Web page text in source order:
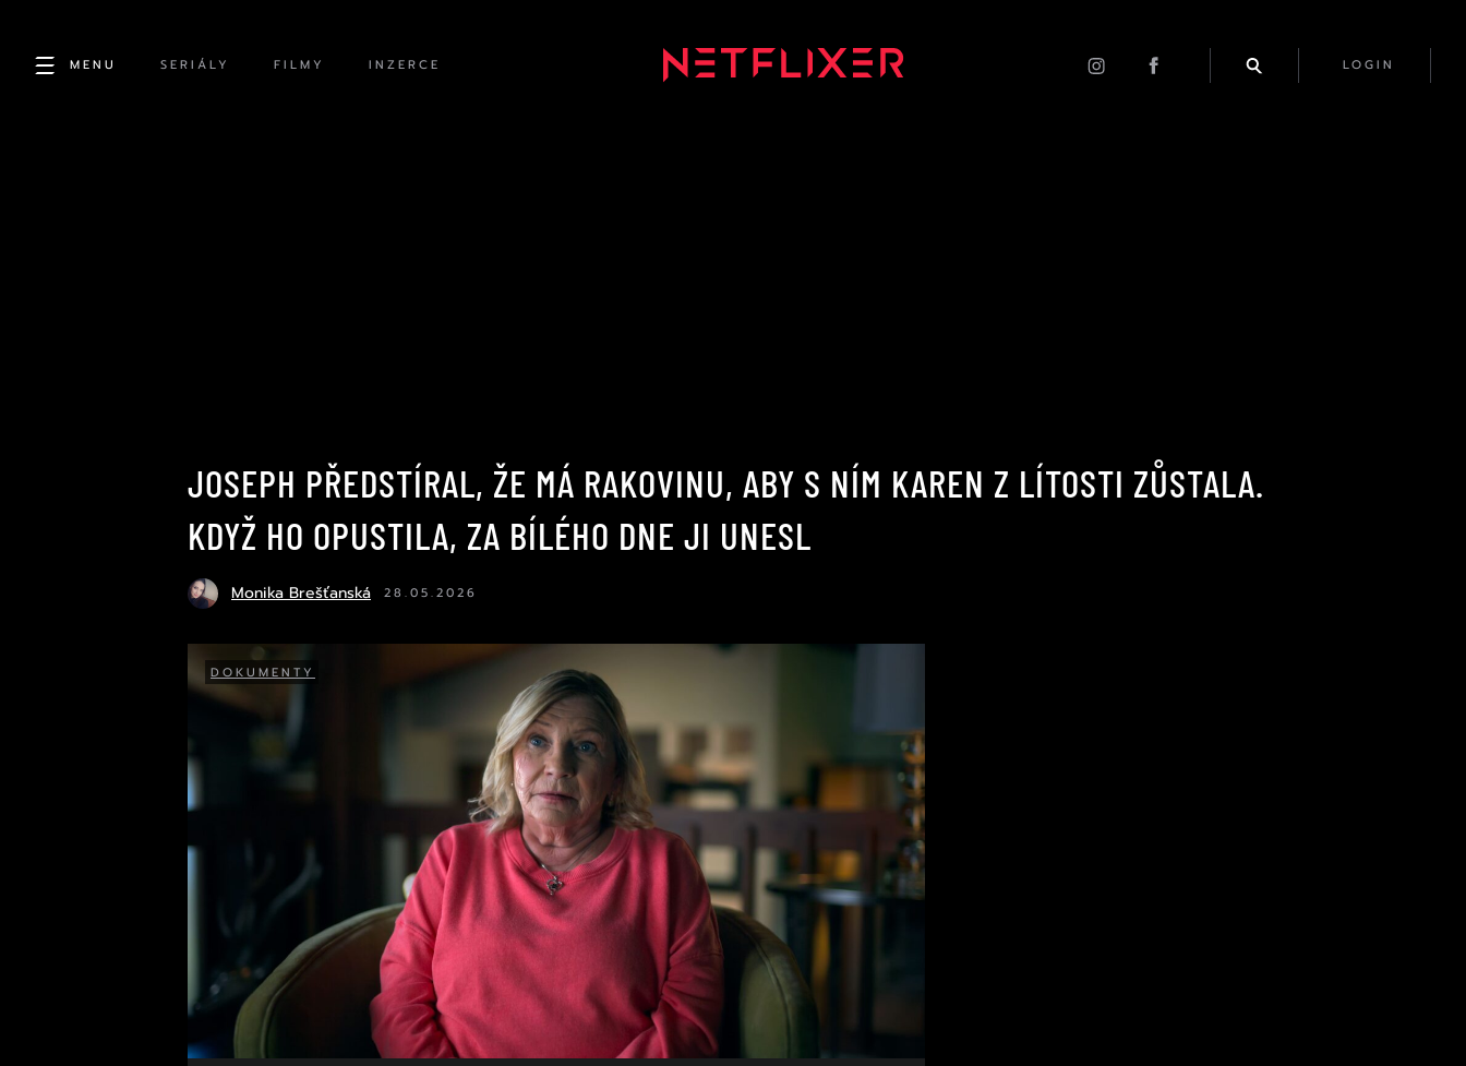
MENU SERIÁLY FILMY INZERCE LOGIN
JOSEPH PŘEDSTÍRAL, ŽE MÁ RAKOVINU, ABY S NÍM KAREN Z LÍTOSTI ZŮSTALA.
KDYŽ HO OPUSTILA, ZA BÍLÉHO DNE JI UNESL
Monika Brešťanská 28.05.2026
DOKUMENTY